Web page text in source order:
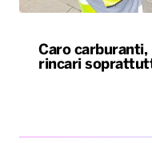
Caro carburanti,
rincari